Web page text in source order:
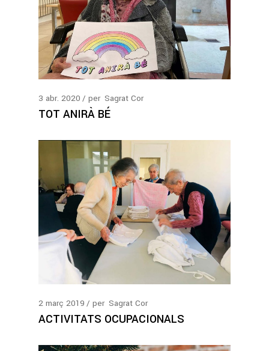
3 abr. 2020 per Sagrat Cor
TOT ANIRÀ BÉ
2 març 2019 per Sagrat Cor
ACTIVITATS OCUPACIONALS